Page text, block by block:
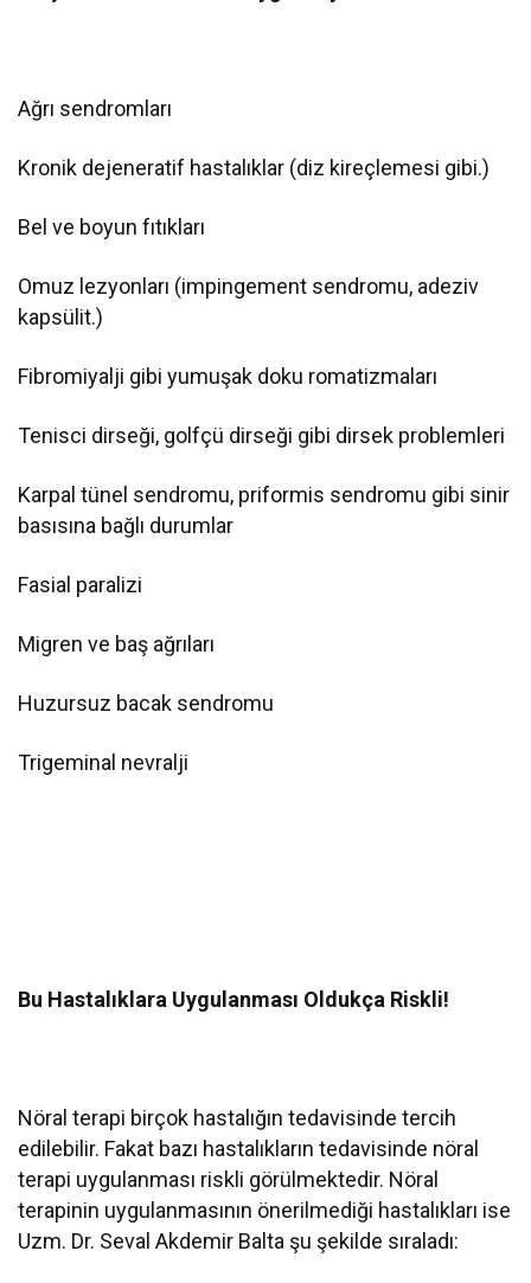
Ağrı sendromları
Kronik dejeneratif hastalıklar (diz kireçlemesi gibi.)
Bel ve boyun fıtıkları
Omuz lezyonları (impingement sendromu, adeziv
kapsülit.)
Fibromiyalji gibi yumuşak doku romatizmaları
Tenisci dirseği, golfçü dirseği gibi dirsek problemleri
Karpal tünel sendromu, priformis sendromu gibi sinir
basısına bağlı durumlar
Fasial paralizi
Migren ve baş ağrıları
Huzursuz bacak sendromu
Trigeminal nevralji
Bu Hastalıklara Uygulanması Oldukça Riskli!
Nöral terapi birçok hastalığın tedavisinde tercih
edilebilir. Fakat bazı hastalıkların tedavisinde nöral
terapi uygulanması riskli görülmektedir. Nöral
terapinin uygulanmasının önerilmediği hastalıkları ise
Uzm. Dr. Seval Akdemir Balta şu şekilde sıraladı: